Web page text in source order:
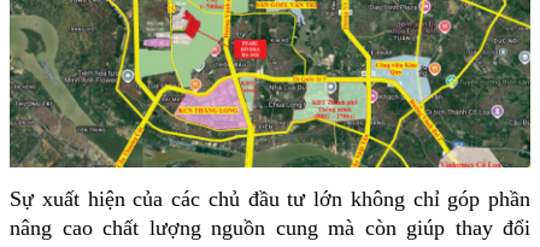
Sự xuất hiện của các chủ đầu tư lớn không chỉ góp phần
nâng cao chất lượng nguồn cung mà còn giúp thay đổi